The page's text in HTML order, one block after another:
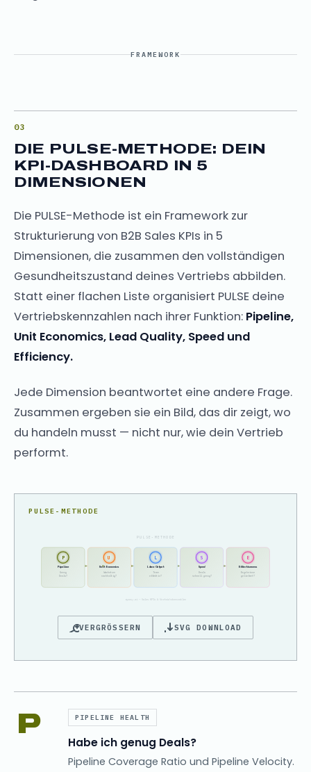
FRAMEWORK
DIE PULSE-METHODE: DEIN
KPI-DASHBOARD IN 5
DIMENSIONEN
Die PULSE-Methode ist ein Framework zur
Strukturierung von B2B Sales KPIs in 5
Dimensionen, die zusammen den vollständigen
Gesundheitszustand deines Vertriebs abbilden.
Statt einer flachen Liste organisiert PULSE deine
Vertriebskennzahlen nach ihrer Funktion: Pipeline,
Unit Economics, Lead Quality, Speed und
Efficiency.
Jede Dimension beantwortet eine andere Frage.
Zusammen ergeben sie ein Bild, das dir zeigt, wo
du handeln musst — nicht nur, wie dein Vertrieb
performt.
PULSE-METHODE
PULSE-METHODE
P
Pipeline
Genug
Deals?
U
Unit Economics
Wachstum
nachhaltig?
L
Labor Output
Team
effektiv?
S
Speed
Deals
schnell genug?
E
Effectiveness
Ergebnisse
geliefert?
ryzeup.ai — Sales KPIs & Vertriebskennzahlen
VERGRÖSSERN SVG DOWNLOAD
P PIPELINE HEALTH
Habe ich genug Deals?
Pipeline Coverage Ratio und Pipeline Velocity.